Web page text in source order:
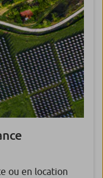
ou en location